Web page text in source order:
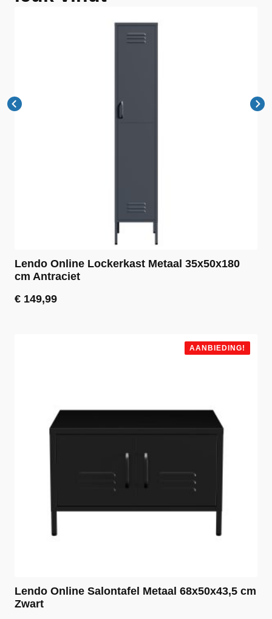
Lendo Online Lockerkast Metaal 35x50x180
cm Antraciet
€ 149,99
AANBIEDING!
Lendo Online Salontafel Metaal 68x50x43,5 cm
Zwart